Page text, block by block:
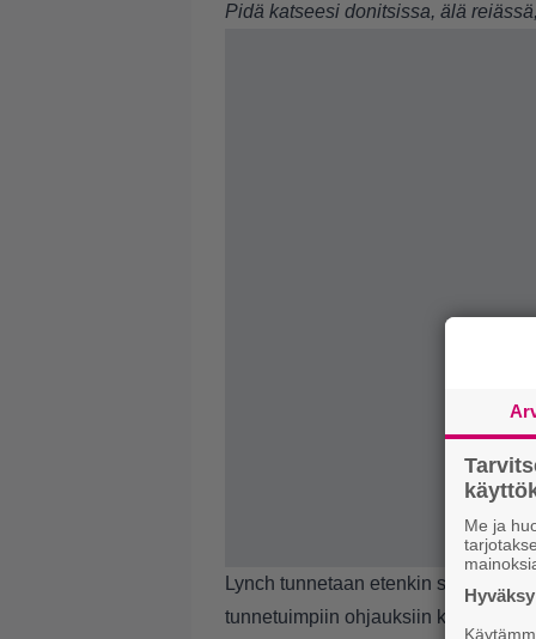
Pidä katseesi donitsissa, älä
Lynch tunnetaan etenkin
tunnetuimpiin ohjauksiin kuuluvat
Me ja